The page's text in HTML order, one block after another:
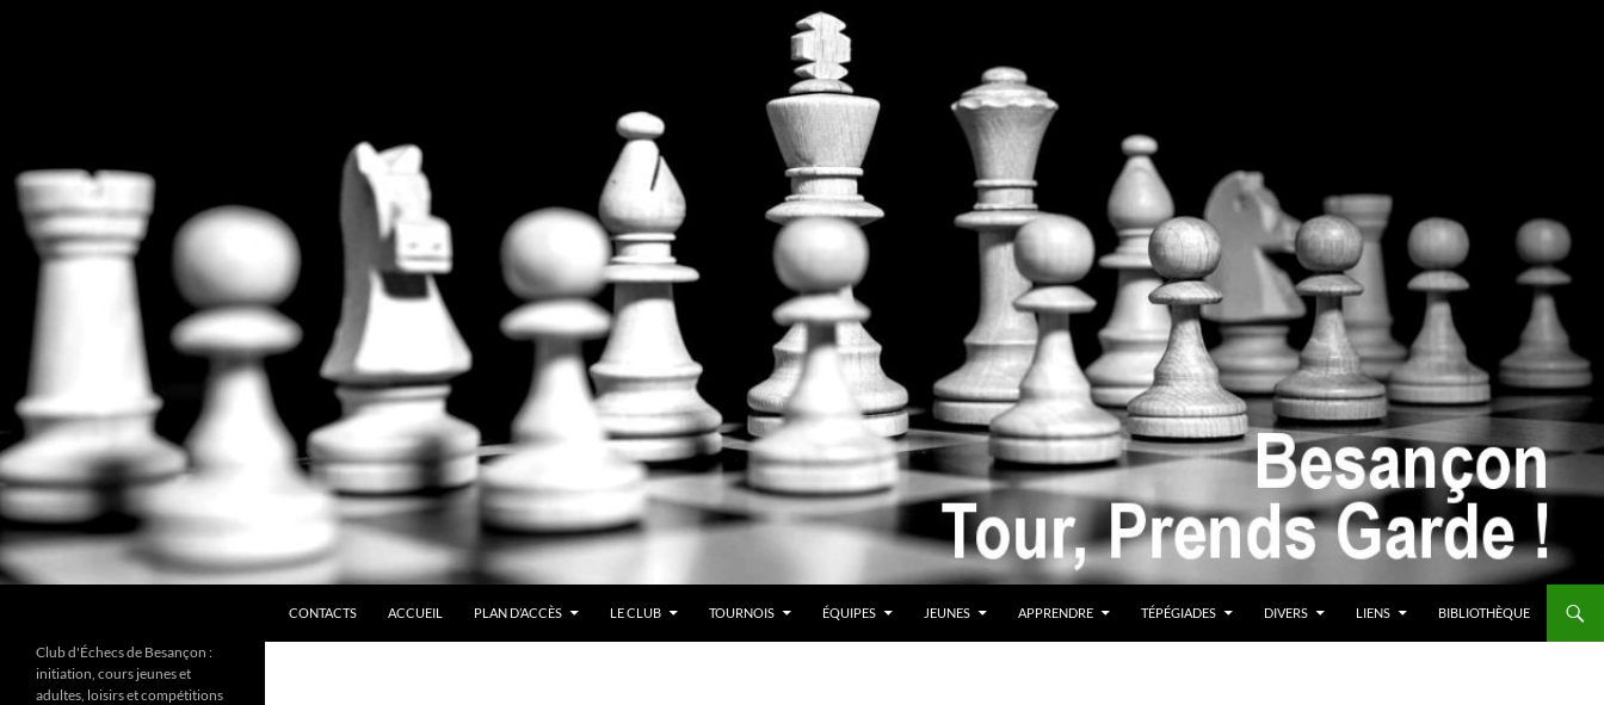
CONTACTS
ACCUEIL PLAN D’ACCÈS LE CLUB TOURNOIS ÉQUIPES JEUNES APPRENDRE TÉPÉGIADES DIVERS LIENS BIBLIOTHÈQUE
Club d'Échecs de Besançon :
initiation, cours jeunes et
adultes, loisirs et compétitions